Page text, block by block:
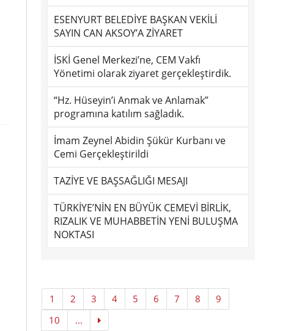
ESENYURT BELEDİYE BAŞKAN VEKİLİ
SAYIN CAN AKSOY’A ZİYARET
İSKİ Genel Merkezi’ne, CEM Vakfı
Yönetimi olarak ziyaret gerçekleştirdik.
“Hz. Hüseyin’i Anmak ve Anlamak”
programına katılım sağladık.
İmam Zeynel Abidin Şükür Kurbanı ve
Cemi Gerçekleştirildi
TAZİYE VE BAŞSAĞLIĞI MESAJI
TÜRKİYE’NİN EN BÜYÜK CEMEVİ BİRLİK,
RIZALIK VE MUHABBETİN YENİ BULUŞMA
NOKTASI
1 2 3 4 5 6 7 8
9
10
...